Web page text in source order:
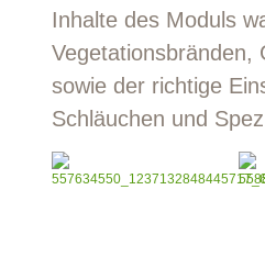
Inhalte des Moduls
Vegetationsbränden,
sowie der richtige
Schläuchen und